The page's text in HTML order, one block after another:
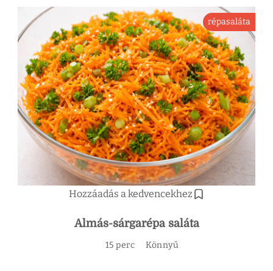
Hozzáadás a kedvencekhez
répasaláta
Almás-sárgarépa saláta
15 perc Könnyű